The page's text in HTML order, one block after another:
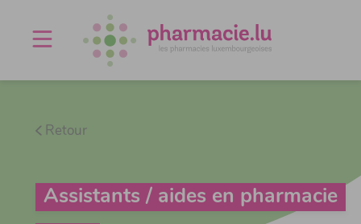
Agenda
À propos
Retour
Assistants / aides en pharmacie